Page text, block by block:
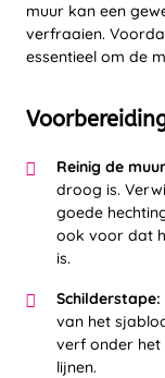
muur kan een
verfraaien.
essentieel om de
Reinig de
droog is.
goede
ook voor dat
is.
Schilderstape:
van het
verf onder
lijnen.